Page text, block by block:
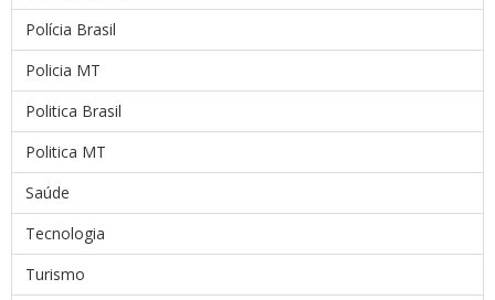
Polícia Brasil
Policia MT
Politica Brasil
Politica MT
Saúde
Tecnologia
Turismo